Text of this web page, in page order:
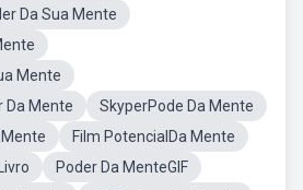
Da Sua Mente
Mente
Da Mente
SkyperPode Da Mente
Film PotencialDa Mente
Poder Da MenteGIF